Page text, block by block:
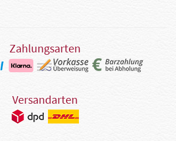
Zahlungsarten
Versandarten